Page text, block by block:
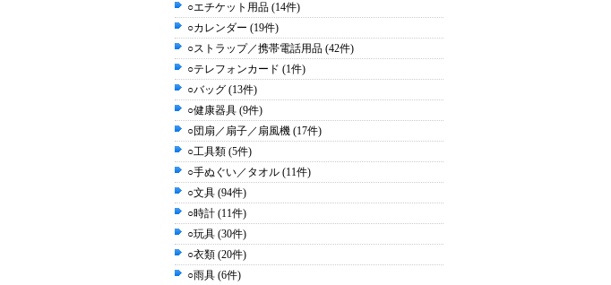
○エチケット用品 (14件)
○カレンダー (19件)
○ストラップ／携帯電話用品 (42件)
○テレフォンカード (1件)
○バッグ (13件)
○健康器具 (9件)
○団扇／扇子／扇風機 (17件)
○工具類 (5件)
○手ぬぐい／タオル (11件)
○文具 (94件)
○時計 (11件)
○玩具 (30件)
○衣類 (20件)
○雨具 (6件)